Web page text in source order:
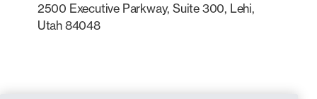
2500 Executive Parkway, Suite 300, Lehi,
Utah 84048